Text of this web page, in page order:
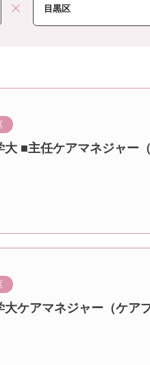
大 ■主任ケアマネジャー
大ケアマネジャー（ケア